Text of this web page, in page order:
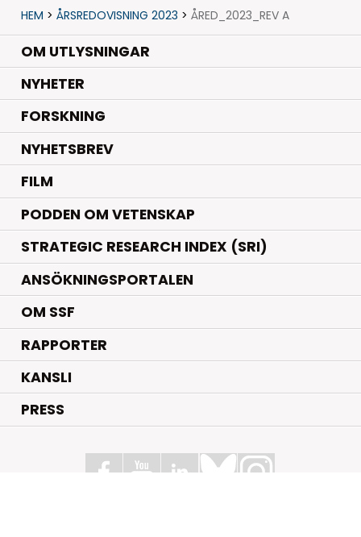
HEM > ÅRSREDOVISNING 2023 > ÅRED_2023_REV A
OM UTLYSNINGAR
NYHETER.
FORSKNING.
NYHETSBREV
FILM
PODDEN OM VETENSKAP
STRATEGIC RESEARCH INDEX (SRI)
ANSÖKNINGSPORTALEN
OM SSF
RAPPORTER
KANSLI
PRESS